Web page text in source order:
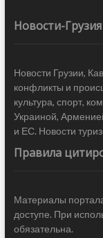
Новости-Грузия
Новости Грузии,
конфликты и
культура, спорт,
Украиной,
и ЕС. Новости
Правила
Материалы
доступе. При
обязательна.